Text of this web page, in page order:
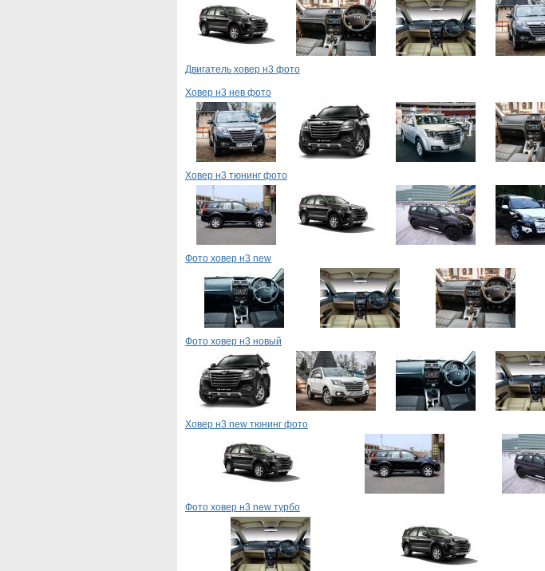
Двигатель ховер н3 фото
Ховер н3 нев фото
Ховер н3 тюнинг фото
Фото ховер н3 new
Фото ховер н3 новый
Ховер н3 new тюнинг фото
Фото ховер н3 new турбо